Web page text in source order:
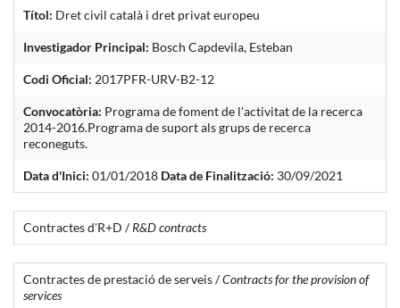
Títol: Dret civil català i dret privat europeu
Investigador Principal: Bosch Capdevila, Esteban
Codi Oficial: 2017PFR-URV-B2-12
Convocatòria: Programa de foment de l'activitat de la recerca
2014-2016.Programa de suport als grups de recerca
reconeguts.
Data d'Inici: 01/01/2018 Data de Finalització: 30/09/2021
Contractes d'R+D /R&D contracts
Contractes de prestació de serveis /Contracts for the provision of
services